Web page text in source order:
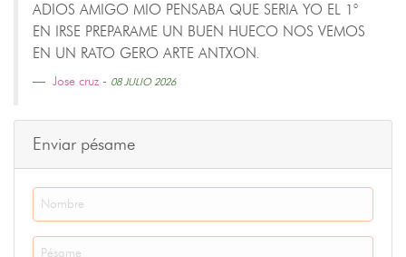
ADIOS AMIGO MIO PENSABA QUE SERIA YO EL 1°
EN IRSE PREPARAME UN BUEN HUECO NOS VEMOS
EN UN RATO GERO ARTE ANTXON.
Jose cruz - 08 JULIO 2026
Enviar pésame